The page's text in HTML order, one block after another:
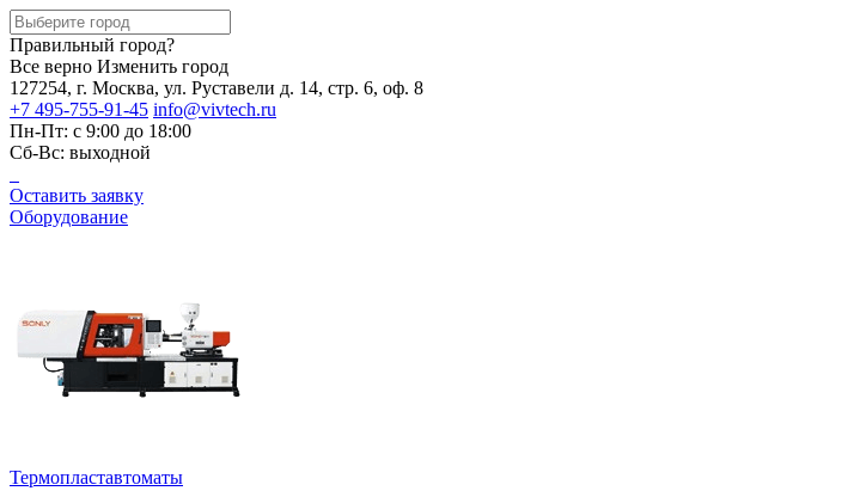
Правильный город?
Все верно Изменить город
127254, г. Москва, ул. Руставели д. 14, стр. 6, оф. 8
+7 495-755-91-45 info@vivtech.ru
Пн-Пт: с 9:00 до 18:00
Сб-Вс: выходной
Оставить заявку
Оборудование
Термопластавтоматы